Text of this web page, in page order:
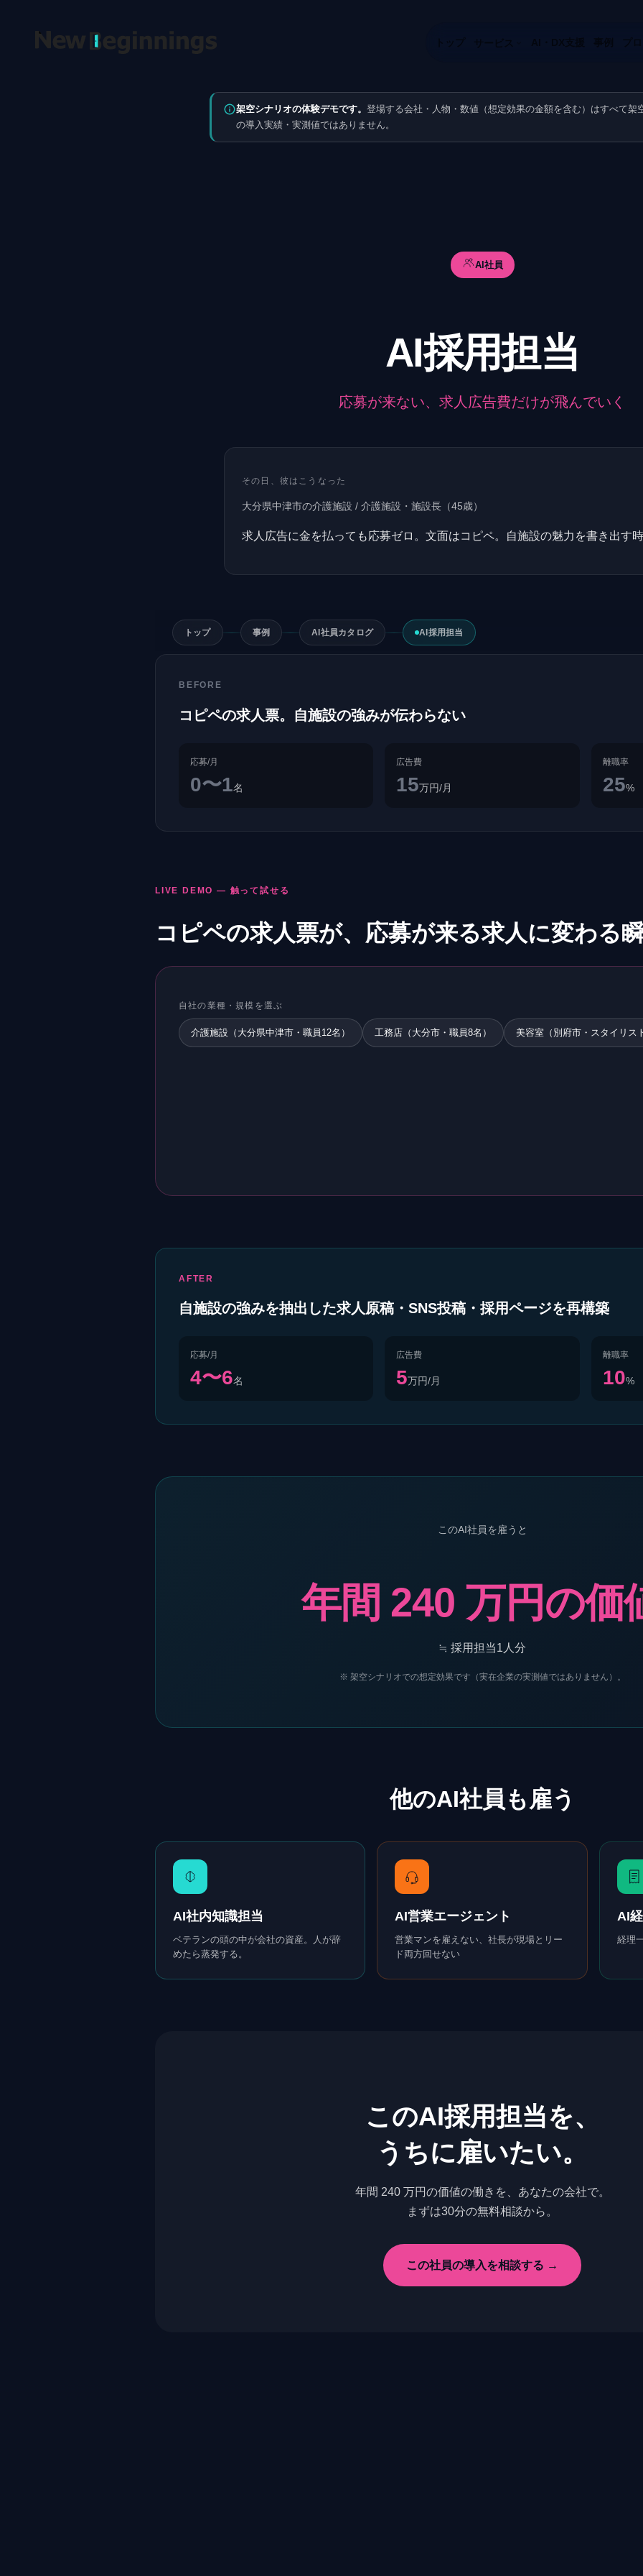
架空シナリオの体験デモです。 登場する会社・人物・数値（想定効果の金額を含む）はすべて架
の導入実績・実測値ではありません。
AI社員
AI採用担当
応募が来ない、求人広告費だけが飛んでいく
その日、彼はこうなった
大分県中津市の介護施設 / 介護施設・施設長 （45歳）
求人広告に金を払っても応募ゼロ。文面はコピペ。自施設の魅力を書き出す
トップ 事例 AI社員カタログ AI採用担当
BEFORE
コピペの求人票。自施設の強みが伝わらない
応募/月
0〜1名
広告費
15万円/月
離職率
25%
LIVE DEMO — 触って試せる
コピペの求人票が、応募が来る求人に変わる
自社の業種・規模を選ぶ
介護施設（大分県中津市・職員12名） 工務店（大分市・職員8名） 美容室（別府市・スタイリス
AFTER
自施設の強みを抽出した求人原稿・SNS投稿・採用ページを再構築
応募/月
4〜6名
広告費
5万円/月
離職率
10%
このAI社員を雇うと
年間 240 万円の価
≒ 採用担当1人分
※ 架空シナリオでの想定効果です（実在企業の実測値ではありません）。
他のAI社員も雇う
AI社内知識担当
ベテランの頭の中が会社の資産。人が辞
めたら蒸発する。
AI営業エージェント
営業マンを雇えない、社長が現場とリー
ド両方回せない
AI
経理
このAI採用担当を、
うちに雇いたい。
年間 240 万円の価値の働きを、あなたの会社で。
まずは30分の無料相談から。
この社員の導入を相談する →